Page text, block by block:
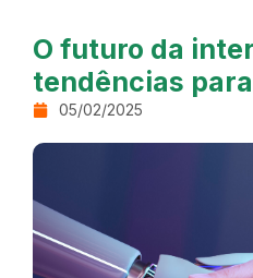
O futuro da
tendências
05/02/2025